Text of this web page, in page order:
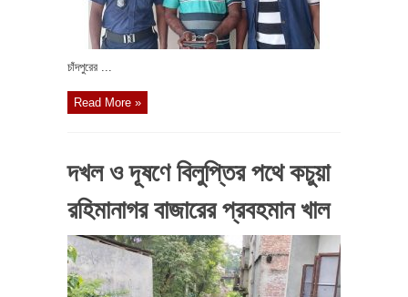
চাঁদপুরের ...
Read More »
দখল ও দূষণে বিলুপ্তির পথে কচুয়া
রহিমানাগর বাজারের প্রবহমান খাল